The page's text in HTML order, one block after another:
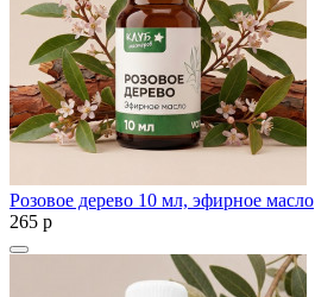
Розовое дерево 10 мл, эфирное масло
265 p